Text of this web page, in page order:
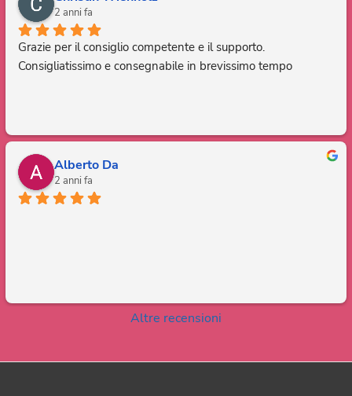
2 anni fa
Grazie per il consiglio competente e il supporto.
Consigliatissimo e consegnabile in brevissimo tempo
Alberto Da
2 anni fa
Altre recensioni